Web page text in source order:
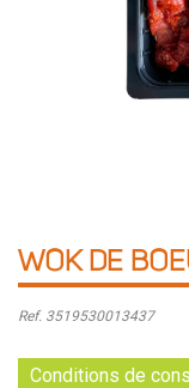
WOK DE
Ref. 3519530013437
Conditions de